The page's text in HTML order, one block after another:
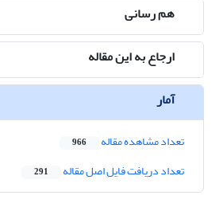
هم رسانی
ارجاع به این مقاله
آمار
تعداد مشاهده مقاله 966
تعداد دریافت فایل اصل مقاله 291